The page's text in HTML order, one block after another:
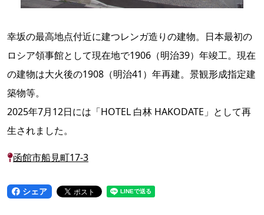
幸坂の最高地点付近に建つレンガ造りの建物。日本最初の
ロシア領事館として現在地で1906（明治39）年竣工。現在
の建物は大火後の1908（明治41）年再建。景観形成指定建
築物等。
2025年7月12日には「HOTEL 白林 HAKODATE」として再
生されました。
函館市船見町17-3
シェア